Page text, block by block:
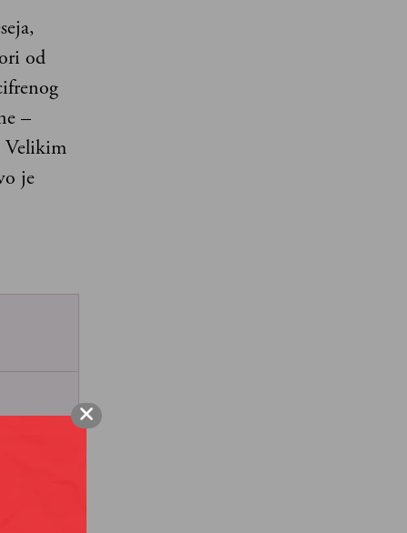
od
–
Velikim
je